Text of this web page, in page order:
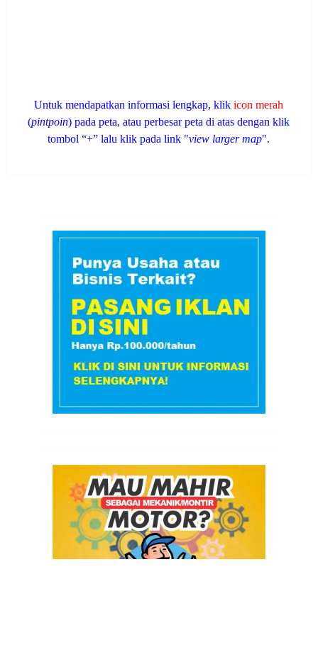
Untuk mendapatkan informasi lengkap, klikicon merah
(pintpoin) pada peta, atau perbesar peta di atas dengan klik
tombol “+” lalu klik pada link "view larger map".